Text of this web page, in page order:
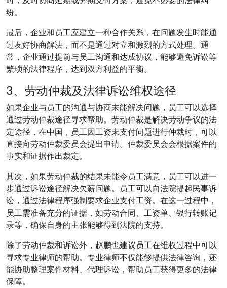
纷。
最后，企业和员工应建立一种合作关系，在问题发生时能通
过友好协商解决，而不是通过对立和激烈的方式处理。通
常，企业通过提前与员工沟通和达成协议，能够避免诉讼等
繁琐的法律程序，达到双方利益的平衡。
3、劳动仲裁及法律诉讼维权途径
如果企业与员工的沟通与协商未能解决问题，员工可以选择
通过劳动仲裁途径寻求帮助。劳动仲裁是解决劳动争议的法
定途径，在中国，员工因工资未支付问题进行仲裁时，可以
直接向劳动仲裁委员会提出申请。仲裁委员会会根据案件的
事实和证据作出裁定。
其次，如果劳动仲裁的结果未能令员工满意，员工可以进一
步通过诉讼途径解决欠薪问题。员工可以向法院提起民事诉
讼，通过法律程序强制要求企业支付工资。在这一过程中，
员工需准备充分的证据，如劳动合同、工资单、银行转账记
录等，确保自身的主张能够得到法院的支持。
除了劳动仲裁和诉讼外，赵鹏也建议员工在维权过程中可以
寻求专业律师的帮助。专业律师不仅能够提供法律咨询，还
能协助整理案件材料、代理诉讼，帮助员工获得更多的法律
保障。